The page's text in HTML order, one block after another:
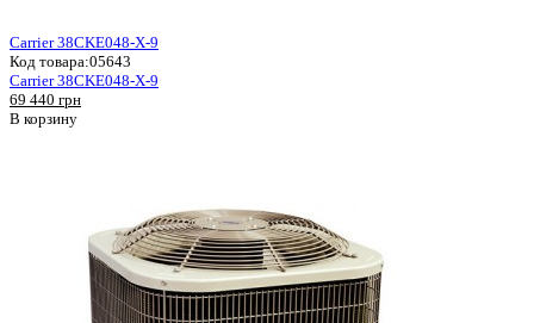
Carrier 38CKE048-X-9
Код товара:05643
Carrier 38CKE048-X-9
69 440 грн
В корзину